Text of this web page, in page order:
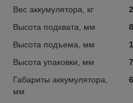
Вес аккумулятора, кг
Высота подхвата, мм
Высота подъема, мм
Высота упаковки, мм
Габариты аккумулятора,
мм